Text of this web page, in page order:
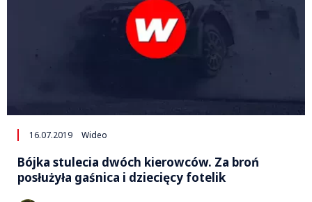
16.07.2019 Wideo
Bójka stulecia dwóch kierowców. Za broń
posłużyła gaśnica i dziecięcy fotelik